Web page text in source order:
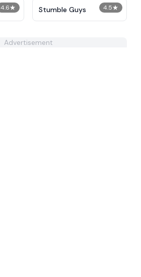
4.6★ 4.5★
Stumble Guys
Advertisement